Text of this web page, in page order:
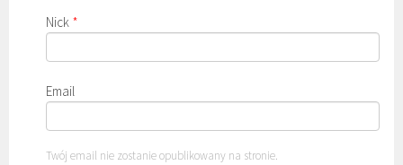
Nick *
Email
Twój email nie zostanie opublikowany na stronie.